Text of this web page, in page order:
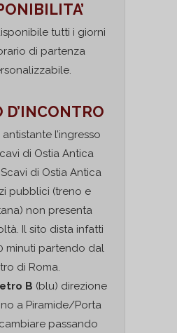
tutti i giorni
di partenza
D’INCONTRO
l’ingresso
di Ostia Antica
di Ostia Antica
pubblici (treno e
non presenta
Il sito dista infatti
minuti partendo dal
di Roma.
B (blu) direzione
a Piramide/Porta
passando